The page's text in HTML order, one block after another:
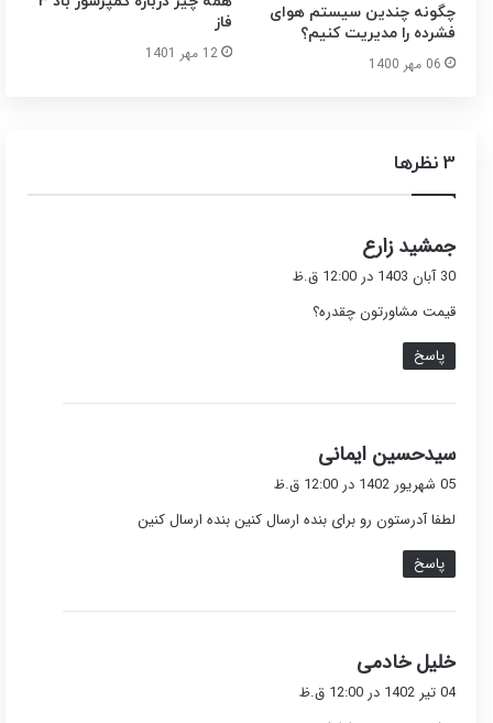
چگونه چندین سیستم هوای
فشرده را مدیریت کنیم؟
06 مهر 1400
فاز
12 مهر 1401
‫3 نظرها
جمشید زارع
ف
ت
:
30 آبان 1403 در 12:00 ق.ظ
قیمت مشاورتون چقدره؟
پاسخ
سیدحسین ایمانی
ف
:
05 شهریور 1402 در 12:00 ق.ظ
لطفا آدرستون رو برای بنده ارسال کنین بنده ارسال کنین
پاسخ
خلیل خادمی
ف
04 تیر 1402 در 12:00 ق.ظ